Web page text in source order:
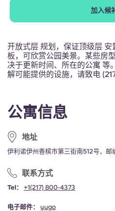
Italian
公寓信息
地址
伊利诺伊州香槟市第三街南512号，邮
联系方式
Tel： +1(217) 800-4373
电子邮件： yugo
加入候
开放式层 规划，保证顶级层
板，可欣赏公园美景。某些房
决于更新时间、所在的公寓 等
解可能提供的设施，请致电